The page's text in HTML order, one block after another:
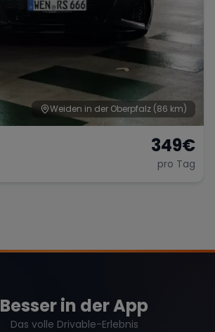
Weiden in der Oberpfalz (86 km)
349€
pro Tag
Besser in der App
Das volle Drivable-Erlebnis